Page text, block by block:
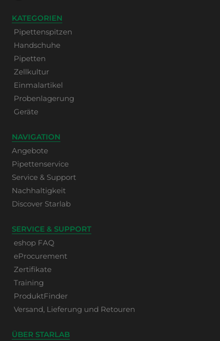
KATEGORIEN
Pipettenspitzen
Handschuhe
Pipetten
Zellkultur
Einmalartikel
Probenlagerung
Geräte
NAVIGATION
Angebote
Pipettenservice
Service & Support
Nachhaltigkeit
Discover Starlab
SERVICE & SUPPORT
eshop FAQ
eProcurement
Zertifikate
Training
ProduktFinder
Versand, Lieferung und Retouren
ÜBER STARLAB